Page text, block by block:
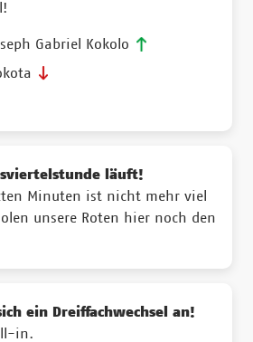
Gabriel Kokolo
läuft!
Minuten ist nicht mehr viel
unsere Roten hier noch den
ein Dreiffachwechsel an!
in.